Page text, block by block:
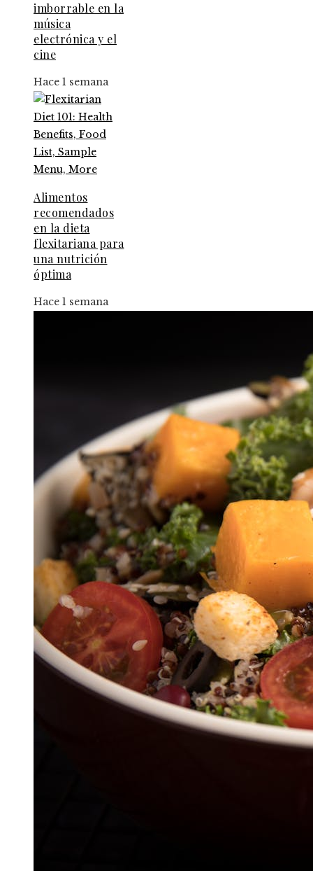
imborrable en la
música
electrónica y el
cine
Hace 1 semana
Alimentos
recomendados
en la dieta
flexitariana para
una nutrición
óptima
Hace 1 semana